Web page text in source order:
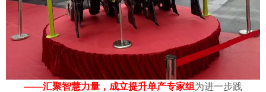
——汇聚智慧力量，成立提升单产专家组 为进一步践